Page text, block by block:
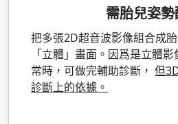
需胎兒姿
把多張2D超音波影像組合成
「立體」畫面。因爲是立體
常時，可做完輔助診斷， 但
診斷上的依據。